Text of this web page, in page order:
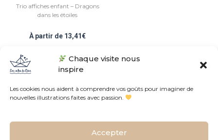
Chaque visite nous
inspire
Les cookies nous aident à comprendre vos goûts pour imaginer de
nouvelles illustrations faites avec passion.
Accepter
Trio affiches enfant – Dragons
dans les étoiles
À partir de 13,41€
5.00
sur 5
Conditions Générales de Vente
Politique de confidentialités
L’histoire de l’atelier
Contact